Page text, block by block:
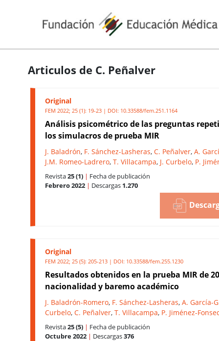
Articulos de C. Peñalver
Original
FEM 2022; 25 (1): 19-23 | DOI: 10.33588/fem.251.1164
Análisis psicométrico de las preguntas
los simulacros de prueba MIR
J. Baladrón, F. Sánchez-Lasheras, C. Peñalver, A.
J.M. Romeo-Ladrero, T. Villacampa, J. Curbelo, P.
Revista25 (1) | Fecha de publicación
Febrero 2022 | Descargas 1.270
Original
FEM 2022; 25 (5): 205-213 | DOI: 10.33588/fem.255.1230
Resultados obtenidos en la prueba MIR de
nacionalidad y baremo académico
J. Baladrón-Romero, F. Sánchez-Lasheras, A. García-
Curbelo, C. Peñalver, T. Villacampa, P. Jiménez-
Revista25 (5) | Fecha de publicación
Octubre 2022 | Descargas376